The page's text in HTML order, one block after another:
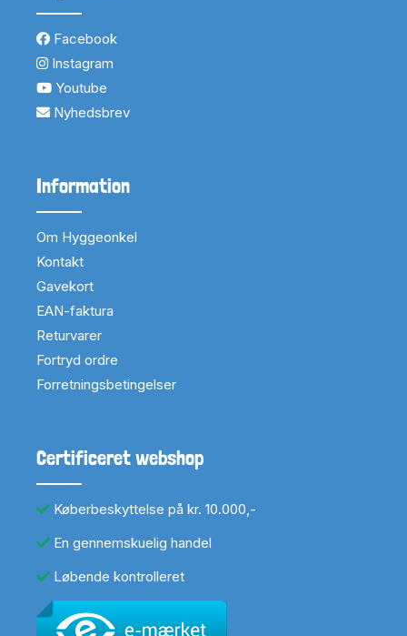
Facebook
Instagram
Youtube
Nyhedsbrev
Information
Om Hyggeonkel
Kontakt
Gavekort
EAN-faktura
Returvarer
Fortryd ordre
Forretningsbetingelser
Certificeret webshop
Køberbeskyttelse på kr. 10.000,-
En gennemskuelig handel
Løbende kontrolleret